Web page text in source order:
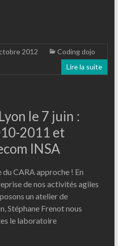
2012
Coding dojo
Lire la suite
le 7 juin :
2011 et
INSA
du CARA approche ! En
de nos activités agiles
un atelier de
Stéphane Frenot nous
le laboratoire